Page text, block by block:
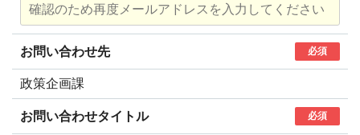
お問い合わせ先 必須
政策企画課
お問い合わせタイトル 必須